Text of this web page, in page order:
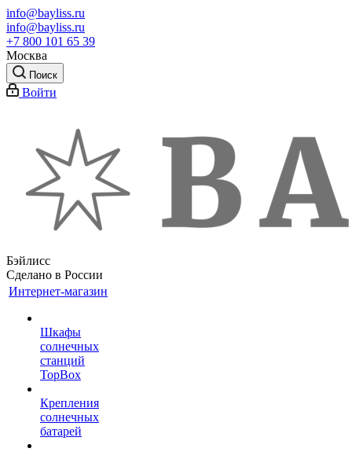
info@bayliss.ru
info@bayliss.ru
+7 800 101 65 39
Москва
Поиск
Войти
Бэйлисс
Сделано в России
Интернет-магазин
Шкафы
солнечных
станций
TopBox
Крепления
солнечных
батарей